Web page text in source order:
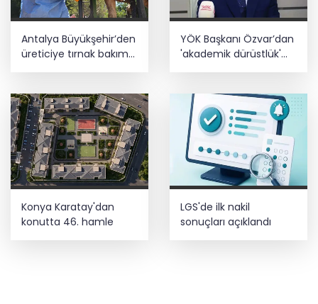
Antalya Büyükşehir’den
üreticiye tırnak bakım
desteği
YÖK Başkanı Özvar’dan
'akademik dürüstlük'
mesajı
Konya Karatay'dan
konutta 46. hamle
LGS'de ilk nakil
sonuçları açıklandı